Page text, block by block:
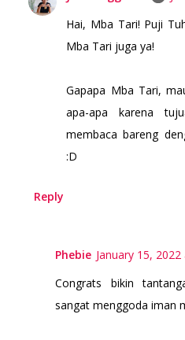
Hai, Mba Tari! Puji
Mba Tari juga ya!
Gapapa Mba Tari,
apa-apa karena
membaca bareng
:D
Reply
Phebie January 15, 2022
Congrats bikin
sangat menggoda iman